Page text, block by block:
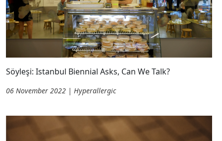
Söyleşi: Istanbul Biennial Asks, Can We Talk?
06 November 2022 | Hyperallergic